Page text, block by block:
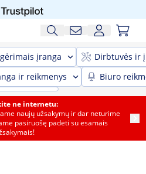
įranga
Dirbtuvės ir
ir reikmenys
Biuro
ne internetu:
naujų užsakymų ir dar neturime
pasiruošę padėti su esamais